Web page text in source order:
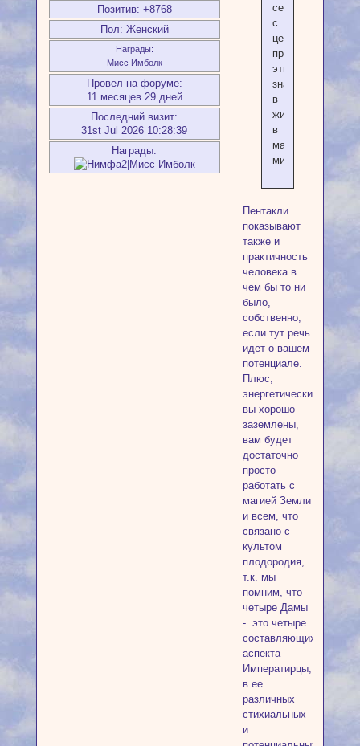
Позитив: +8768
Пол: Женский
Награды:
Мисс Имболк
Провел на форуме:
11 месяцев 29 дней
Последний визит:
31st Jul 2026 10:28:39
Награды:
себя
с
целью
применить
эти
знания
в
жизни,
в
материальном
мире.
Пентакли
показывают
также и
практичность
человека в
чем бы то ни
было,
собственно,
если тут речь
идет о вашем
потенциале.
Плюс,
энергетически,
вы хорошо
заземлены,
вам будет
достаточно
просто
работать с
магией Земли
и всем, что
связано с
культом
плодородия,
т.к. мы
помним, что
четыре Дамы
- это четыре
составляющих
аспекта
Императирцы,
в ее
различных
стихиальных
и